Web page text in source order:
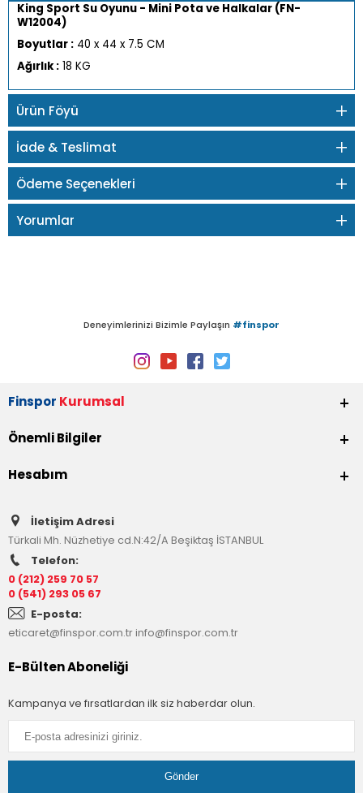
King Sport Su Oyunu - Mini Pota ve Halkalar (FN-
W12004)
Boyutlar : 40 x 44 x 7.5 CM
Ağırlık : 18 KG
Ürün Föyü
İade & Teslimat
Ödeme Seçenekleri
Yorumlar
Deneyimlerinizi Bizimle Paylaşın #finspor
Finspor Kurumsal
Önemli Bilgiler
Hesabım
İletişim Adresi
Türkali Mh. Nüzhetiye cd.N:42/A Beşiktaş İSTANBUL
Telefon:
0 (212) 259 70 57
0 (541) 293 05 67
E-posta:
eticaret@finspor.com.trinfo@finspor.com.tr
E-Bülten Aboneliği
Kampanya ve fırsatlardan ilk siz haberdar olun.